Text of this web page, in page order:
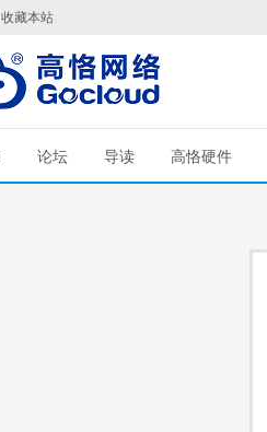
收藏本站
论坛 导读 高恪硬件